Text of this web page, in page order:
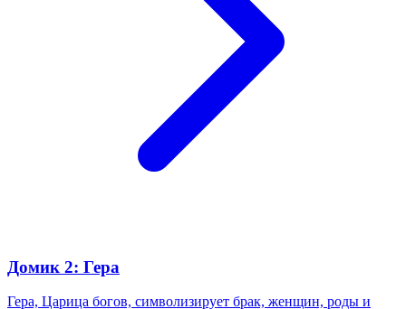
Домик 2: Гера
Гера, Царица богов, символизирует брак, женщин, роды и